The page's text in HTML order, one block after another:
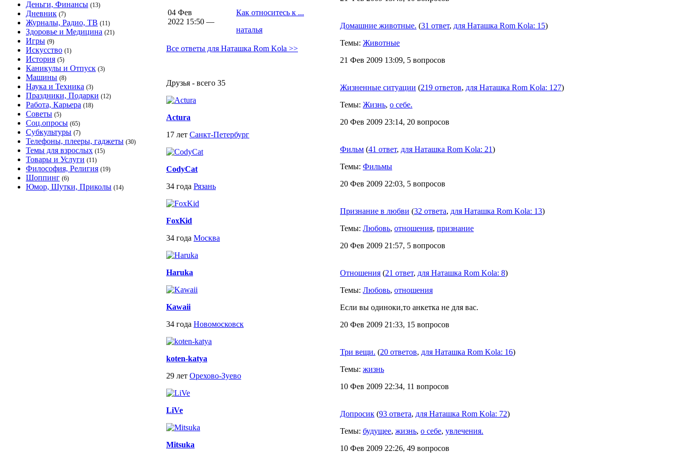
Деньги, Финансы (13)
Дневник (7)
Журналы, Радио, ТВ (11)
Здоровье и Медицина (21)
Игры (9)
Искусство (1)
История (5)
Каникулы и Отпуск (3)
Машины (8)
Наука и Техника (3)
Праздники, Подарки (12)
Работа, Карьера (18)
Советы (5)
Соц.опросы (65)
Субкультуры (7)
Телефоны, плееры, гаджеты (30)
Темы для взрослых (15)
Товары и Услуги (11)
Философия, Религия (19)
Шоппинг (6)
Юмор, Шутки, Приколы (14)
04 Фев
2022 15:50 —
Как относитесь к ...
наталья
Все ответы для Наташка Rom Kola >>
Друзья - всего 35
Actura
17 лет Санкт-Петербург
CodyCat
34 года Рязань
FoxKid
34 года Москва
Haruka
Kawaii
34 года Новомосковск
koten-katya
29 лет Орехово-Зуево
LiVe
Mitsuka
Домашние животные. (31 ответ, для Наташка Rom Kola: 15)
Темы: Животные
21 Фев 2009 13:09, 5 вопросов
Жизненные ситуации (219 ответов, для Наташка Rom Kola: 127)
Темы: Жизнь, о себе.
20 Фев 2009 23:14, 20 вопросов
Фильм (41 ответ, для Наташка Rom Kola: 21)
Темы: Фильмы
20 Фев 2009 22:03, 5 вопросов
Признание в любви (32 ответа, для Наташка Rom Kola: 13)
Темы: Любовь, отношения, признание
20 Фев 2009 21:57, 5 вопросов
Отношения (21 ответ, для Наташка Rom Kola: 8)
Темы: Любовь, отношения
Если вы одиноки,то анкетка не для вас.
20 Фев 2009 21:33, 15 вопросов
Три вещи. (20 ответов, для Наташка Rom Kola: 16)
Темы: жизнь
10 Фев 2009 22:34, 11 вопросов
Допросик (93 ответа, для Наташка Rom Kola: 72)
Темы: будущее, жизнь, о себе, увлечения.
10 Фев 2009 22:26, 49 вопросов